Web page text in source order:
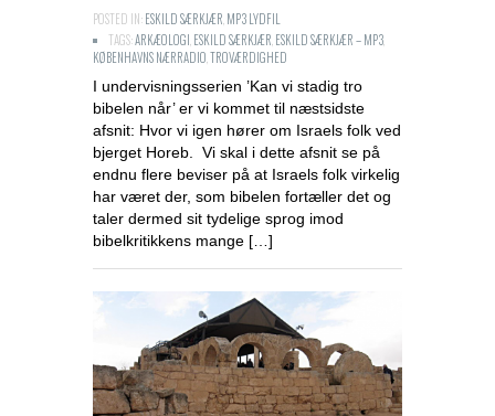
POSTED IN:ESKILD SÆRKJÆR MP3 LYDFIL
TAGS:ARKÆOLOGI ESKILD SÆRKJÆR ESKILD SÆRKJÆR – MP3
KØBENHAVNS NÆRRADIO TROVÆRDIGHED
I undervisningsserien ’Kan vi stadig tro
bibelen når’ er vi kommet til næstsidste
afsnit: Hvor vi igen hører om Israels folk ved
bjerget Horeb. Vi skal i dette afsnit se på
endnu flere beviser på at Israels folk virkelig
har været der, som bibelen fortæller det og
taler dermed sit tydelige sprog imod
bibelkritikkens mange […]